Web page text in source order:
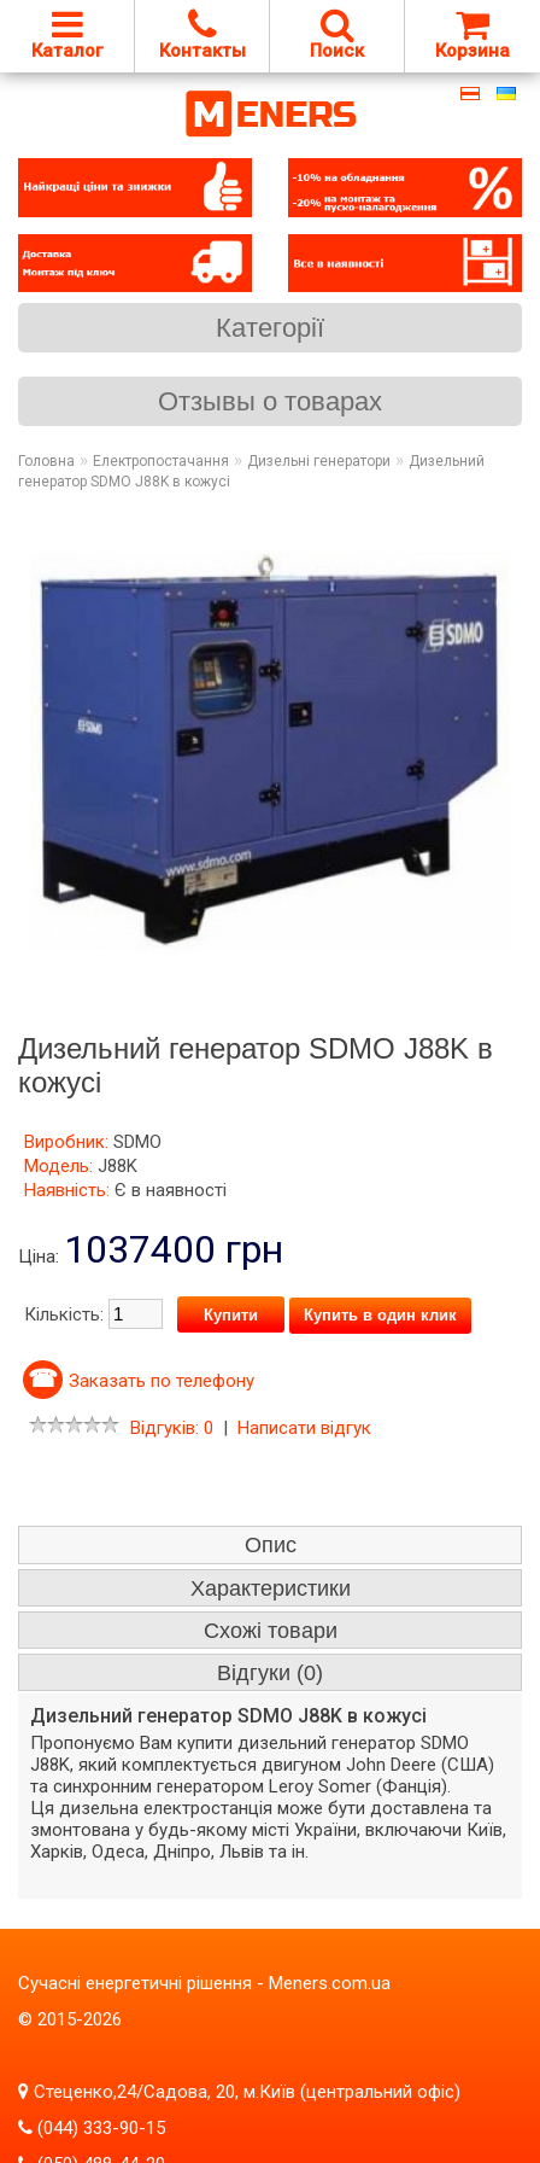
Каталог Корзина
Поиск
Контакты
Категорії
Отзывы о товарах
Головна » Електропостачання » Дизельні генератори » Дизельний
генератор SDMO J88K в кожусі
Дизельний генератор SDMO J88K в
кожусі
Виробник: SDMO
Модель: J88K
Наявність: Є в наявності
Ціна: 1037400 грн
Кількість: Купить в один клик
Заказать по телефону
Відгуків: 0 | Написати відгук
Опис
Характеристики
Схожі товари
Відгуки (0)
Дизельний генератор SDMO J88K в кожусі
Пропонуємо Вам купити дизельний генератор SDMO
J88K, який комплектується двигуном John Deere (США)
та синхронним генератором Leroy Somer (Фанція).
Ця дизельна електростанція може бути доставлена ​​та
змонтована у будь-якому місті України, включаючи Київ,
Харків, Одеса, Дніпро, Львів та ін.
Сучасні енергетичні рішення - Meners.com.ua
© 2015-2026
Стеценко,24/Садова, 20, м.Київ (центральний офіс)
(044) 333-90-15